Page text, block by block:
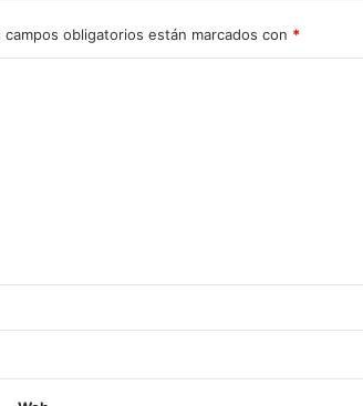
campos obligatorios están marcados con *